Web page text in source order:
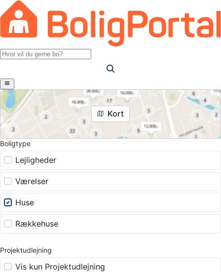
Kort
Boligtype
Lejligheder
Værelser
Huse
Rækkehuse
Projektudlejning
Vis kun Projektudlejning